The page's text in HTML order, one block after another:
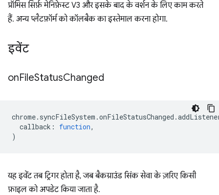
प्रॉमिस सिर्फ़ मेनिफ़ेस्ट V3 और इसके बाद के वर्शन के लिए काम करते
हैं. अन्य प्लैटफ़ॉर्म को कॉलबैक का इस्तेमाल करना होगा.
इवेंट
onFileStatusChanged
chrome. syncFileSystem .onFileStatusChanged .
callback : function,
)
यह इवेंट तब ट्रिगर होता है, जब बैकग्राउंड सिंक सेवा के ज़रिए किसी
फ़ाइल को अपडेट किया जाता है.